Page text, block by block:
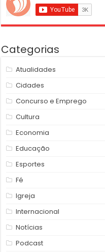
Categorias
Atualidades
Cidades
Concurso e Emprego
Cultura
Economia
Educação
Esportes
Fé
Igreja
Internacional
Notícias
Podcast